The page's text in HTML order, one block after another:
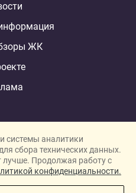
ЖК
in Dubai
in London
системы аналитики
сбора технических данных.
лучше. Продолжая работу с
конфиденциальности.